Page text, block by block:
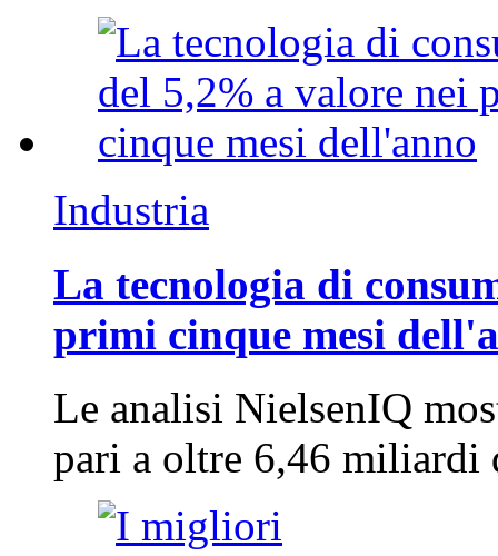
Industria
La tecnologia di
primi cinque mesi
Le analisi NielsenIQ
pari a oltre 6,46